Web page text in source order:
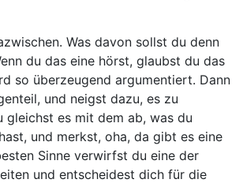
Was davon sollst du denn
du das eine hörst, glaubst du das
so überzeugend argumentiert. Dann
und neigst dazu, es zu
gleichst es mit dem ab, was du
und merkst, oha, da gibt es eine
Sinne verwirfst du eine der
und entscheidest dich für die